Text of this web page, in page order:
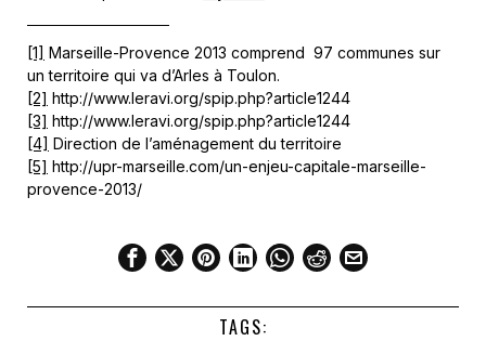
[1] Marseille-Provence 2013 comprend 97 communes sur
un territoire qui va d’Arles à Toulon.
[2] http://www.leravi.org/spip.php?article1244
[3] http://www.leravi.org/spip.php?article1244
[4] Direction de l’aménagement du territoire
[5] http://upr-marseille.com/un-enjeu-capitale-marseille-
provence-2013/
TAGS: